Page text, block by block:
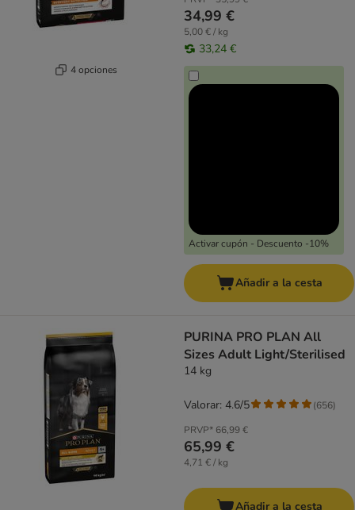
4 opciones
34,99 €
5,00 € / kg
33,24 €
Activar cupón - Descuento -10%
Añadir a la cesta
PURINA PRO PLAN All
Sizes Adult Light/Sterilised
14 kg
PRVP* 66,99 €
65,99 €
4,71 € / kg
Valorar: 4.6/5 (656)
Añadir a la cesta